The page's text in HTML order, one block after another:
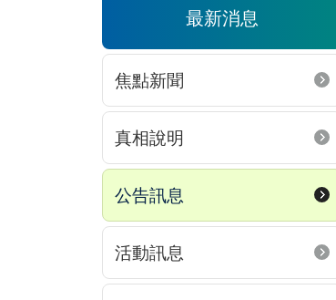
最新消息
焦點新聞
真相說明
公告訊息
活動訊息